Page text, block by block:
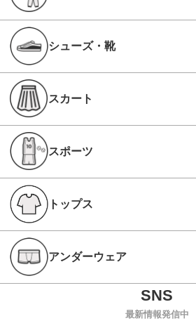
シューズ・靴
スカート
スポーツ
トップス
アンダーウェア
最新情報発信中